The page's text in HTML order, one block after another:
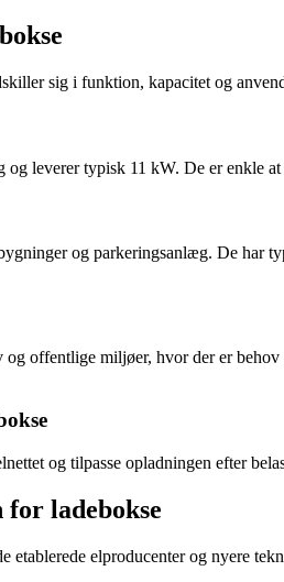
sig i funktion, kapacitet og
leverer typisk 11 kW. De er enkle
og parkeringsanlæg. De har
offentlige miljøer, hvor der er
og tilpasse opladningen efter
ladebokse
etablerede elproducenter og nyere